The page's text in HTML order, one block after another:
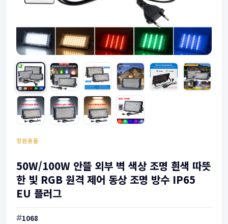
정원용품
50W/100W 안뜰 외부 벽 색상 조명 흰색 따뜻
한 빛 RGB 원격 제어 동상 조명 방수 IP65
EU 플러그
1068